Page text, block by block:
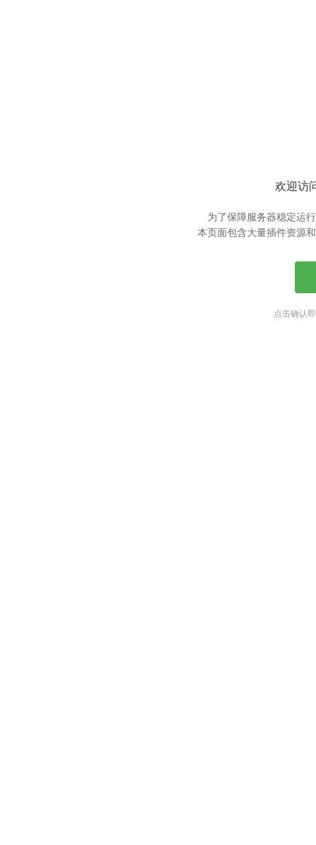
欢迎访
为了保障服务器稳定运
本页面包含大量插件资源
点击确认